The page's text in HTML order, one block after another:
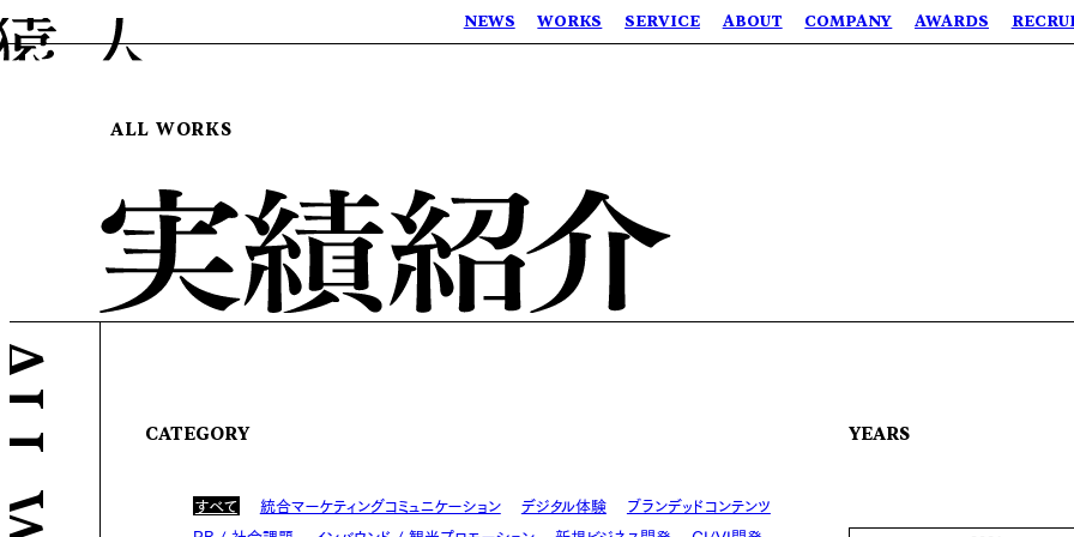
NEWS WORKS SERVICE ABOUT COMPANY AWARDS
ALL WORKS
CATEGORY
すべて 統合マーケティングコミュニケーション デジタル体験
ブランデッドコンテンツ
YEARS